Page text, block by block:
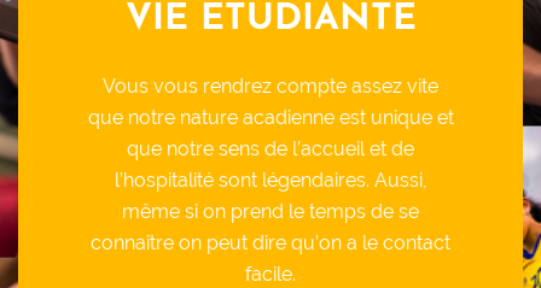
VIE ÉTUDIANTE
Vous vous rendrez compte assez vite
que notre nature acadienne est unique et
que notre sens de l’accueil et de
l’hospitalité sont légendaires. Aussi,
même si on prend le temps de se
connaître on peut dire qu’on a le contact
facile.